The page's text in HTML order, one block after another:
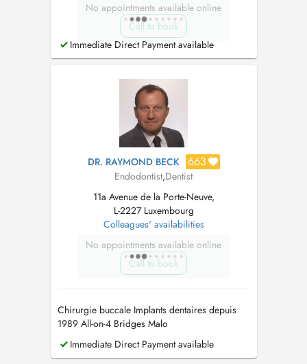
No appointments available online
Call to book
Immediate Direct Payment available
DR. RAYMOND BECK 663
Endodontist,Dentist
11a Avenue de la Porte-Neuve,
L-2227 Luxembourg
Colleagues' availabilities
No appointments available online
Call to book
Chirurgie buccale Implants dentaires depuis
1989 All-on-4 Bridges Malo
Immediate Direct Payment available